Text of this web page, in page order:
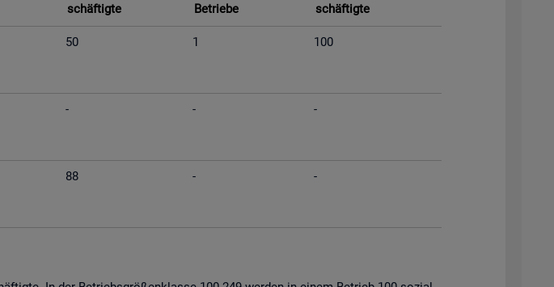
schäf­tig­te
Be­trie­be
schäf­tig­te
50 1 100
- - -
88 - -